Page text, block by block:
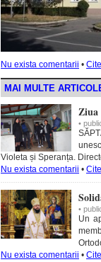
Nu exista comentarii •
MAI MULTE
Ziua
•
Violeta și Speranța.
Nu exista comentarii •
•
Un
Nu exista comentarii •